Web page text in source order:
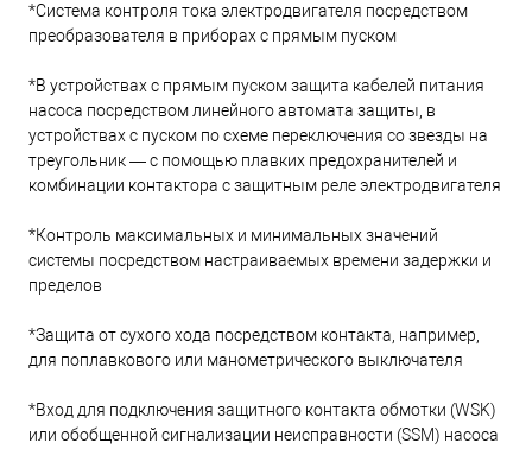
*Система контроля тока электродвигателя посредством
преобразователя в приборах с прямым пуском
*В устройствах с прямым пуском защита кабелей питания
насоса посредством линейного автомата защиты, в
устройствах с пуском по схеме переключения со звезды на
треугольник — с помощью плавких предохранителей и
комбинации контактора с защитным реле электродвигателя
*Контроль максимальных и минимальных значений
системы посредством настраиваемых времени задержки и
пределов
*Защита от сухого хода посредством контакта, например,
для поплавкового или манометрического выключателя
*Вход для подключения защитного контакта обмотки (WSK)
или обобщенной сигнализации неисправности (SSM) насоса